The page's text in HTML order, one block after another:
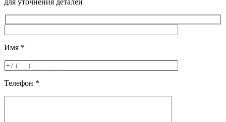
для уточнения деталей
Имя *
Телефон *